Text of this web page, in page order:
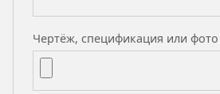
Чертёж, спецификация или фото